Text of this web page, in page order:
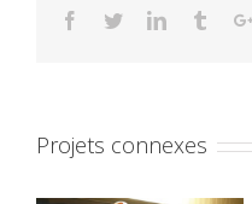
Facebook
TwitterLinkedin
Projets connexes